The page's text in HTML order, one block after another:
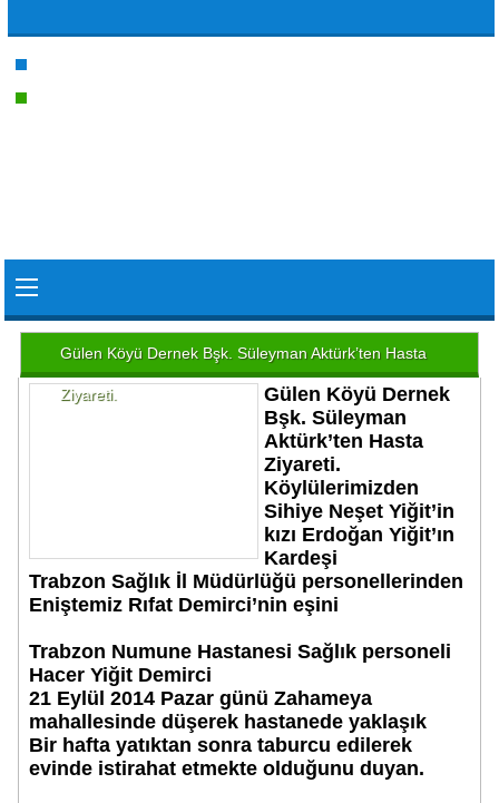
Gülen Köyü Dernek Bşk. Süleyman Aktürk’ten Hasta
Ziyareti.
Gülen Köyü Dernek
Bşk. Süleyman
Aktürk’ten Hasta
Ziyareti.
Köylülerimizden
Sihiye Neşet Yiğit’in
kızı Erdoğan Yiğit’ın
Kardeşi
Trabzon Sağlık İl Müdürlüğü personellerinden
Eniştemiz Rıfat Demirci’nin eşini
Trabzon Numune Hastanesi Sağlık personeli
Hacer Yiğit Demirci
21 Eylül 2014 Pazar günü Zahameya
mahallesinde düşerek hastanede yaklaşık
Bir hafta yatıktan sonra taburcu edilerek
evinde istirahat etmekte olduğunu duyan.